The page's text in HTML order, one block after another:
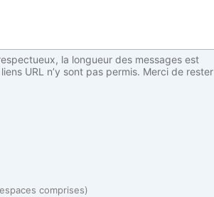
la longueur des messages est
URL n’y sont pas permis. Merci de rester
comprises)